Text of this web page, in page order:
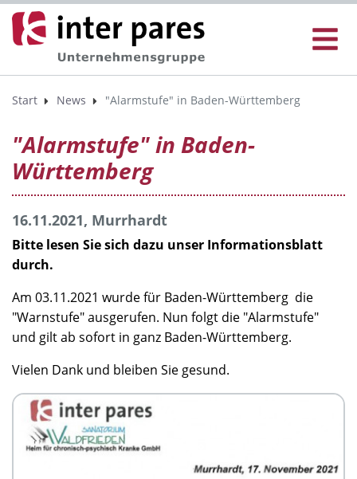
Start News "Alarmstufe" in Baden-Württemberg
"Alarmstufe" in Baden-
Württemberg
16.11.2021, Murrhardt
Bitte lesen Sie sich dazu unser Informationsblatt
durch.
Am 03.11.2021 wurde für Baden-Württemberg die
"Warnstufe" ausgerufen. Nun folgt die "Alarmstufe"
und gilt ab sofort in ganz Baden-Württemberg.
Vielen Dank und bleiben Sie gesund.